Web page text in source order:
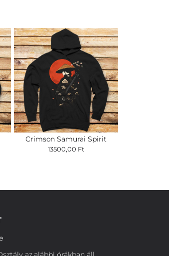
Crimson Samurai Spirit
13500,00 Ft